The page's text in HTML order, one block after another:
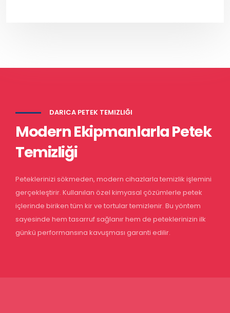
DARICA PETEK TEMIZLIĞI
Modern Ekipmanlarla Petek
Temizliği
Peteklerinizi sökmeden, modern cihazlarla temizlik işlemini
gerçekleştirir. Kullanılan özel kimyasal çözümlerle petek
içlerinde biriken tüm kir ve tortular temizlenir. Bu yöntem
sayesinde hem tasarruf sağlanır hem de peteklerinizin ilk
günkü performansına kavuşması garanti edilir.